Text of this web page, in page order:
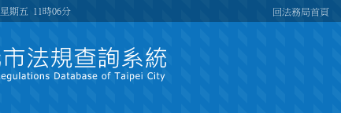
期五 11時06分 回法務局首頁